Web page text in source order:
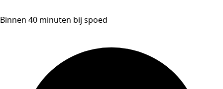
Binnen 40 minuten bij spoed